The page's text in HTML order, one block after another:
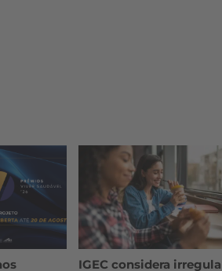
IGEC considera